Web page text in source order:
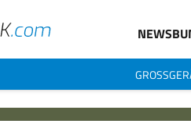
NEWS